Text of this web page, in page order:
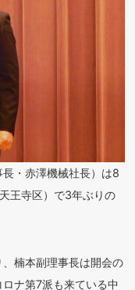
長・赤澤機械社長）は8
王寺区）で3年ぶりの
楠本副理事長は開会の
ナ第7派も来ている中